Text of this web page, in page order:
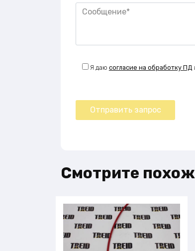
Я даю согласие на обработку ПД
Смотрите